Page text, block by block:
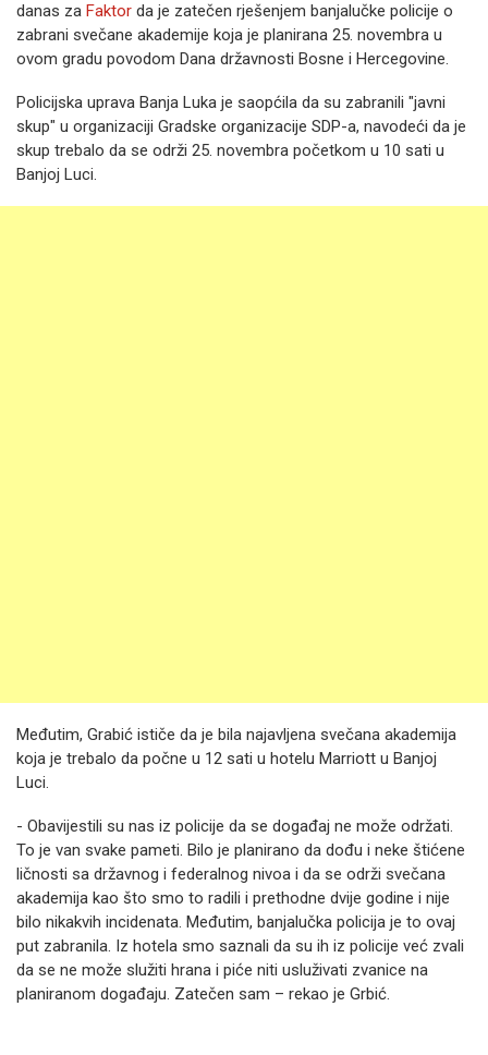
danas za Faktor da je zatečen rješenjem banjalučke policije o
zabrani svečane akademije koja je planirana 25. novembra u
ovom gradu povodom Dana državnosti Bosne i Hercegovine.
Policijska uprava Banja Luka je saopćila da su zabranili "javni
skup" u organizaciji Gradske organizacije SDP-a, navodeći da je
skup trebalo da se održi 25. novembra početkom u 10 sati u
Banjoj Luci.
Međutim, Grabić ističe da je bila najavljena svečana akademija
koja je trebalo da počne u 12 sati u hotelu Marriott u Banjoj
Luci.
- Obavijestili su nas iz policije da se događaj ne može održati.
To je van svake pameti. Bilo je planirano da dođu i neke štićene
ličnosti sa državnog i federalnog nivoa i da se održi svečana
akademija kao što smo to radili i prethodne dvije godine i nije
bilo nikakvih incidenata. Međutim, banjalučka policija je to ovaj
put zabranila. Iz hotela smo saznali da su ih iz policije već zvali
da se ne može služiti hrana i piće niti usluživati zvanice na
planiranom događaju. Zatečen sam – rekao je Grbić.